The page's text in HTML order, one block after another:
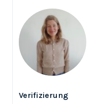
Verifizierung